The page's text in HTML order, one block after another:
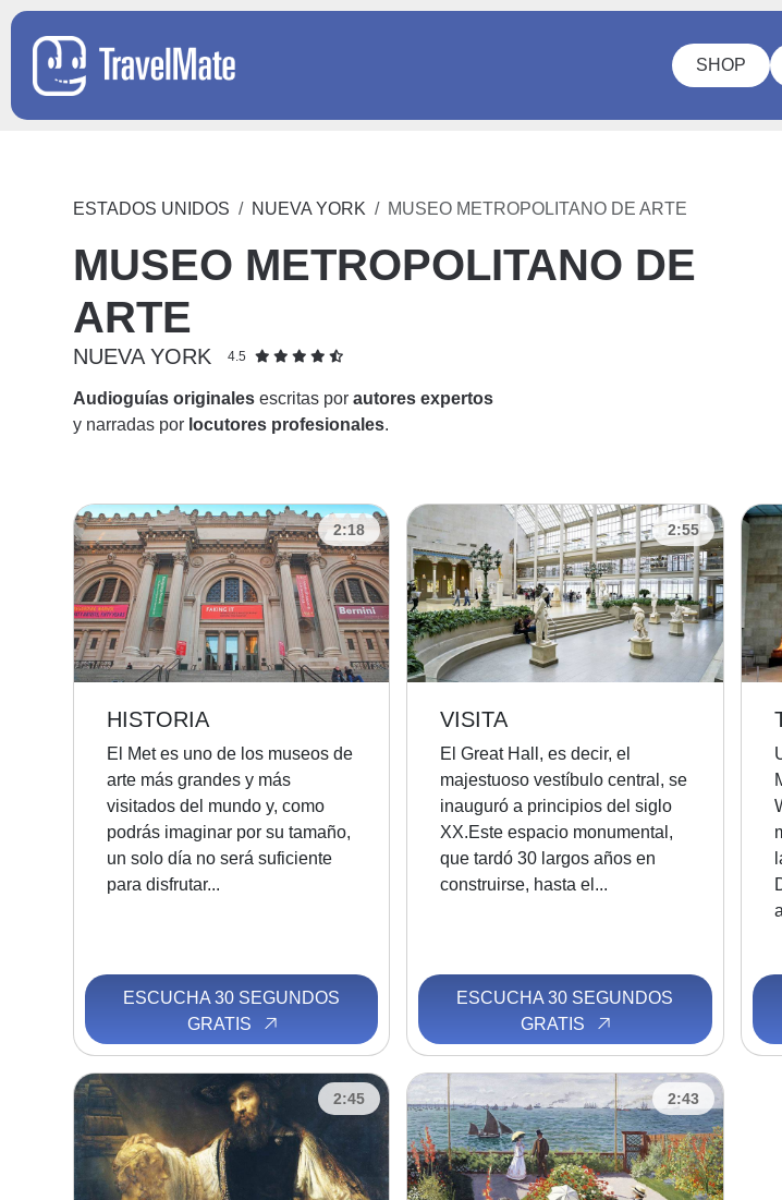
SHOP
ESTADOS UNIDOS NUEVA YORK MUSEO METROPOLITANO DE ARTE
MUSEO METROPOLITANO DE
ARTE
NUEVA YORK 4.5
Audioguías originales escritas porautores expertos
y narradas por locutores profesionales.
2:18
HISTORIA
El Met es uno de los museos de
arte más grandes y más
visitados del mundo y, como
podrás imaginar por su tamaño,
un solo día no será suficiente
para disfrutar...
ESCUCHA 30 SEGUNDOS
GRATIS
2:55
VISITA
El Great Hall, es decir, el
majestuoso vestíbulo central, se
inauguró a principios del siglo
XX.Este espacio monumental,
que tardó 30 largos años en
construirse, hasta el...
ESCUCHA 30 SEGUNDOS
GRATIS
2:45 2:43